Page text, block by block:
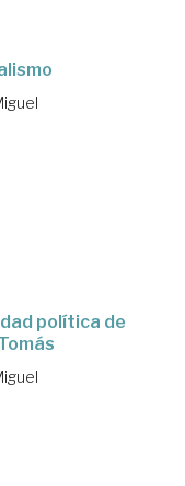
política de